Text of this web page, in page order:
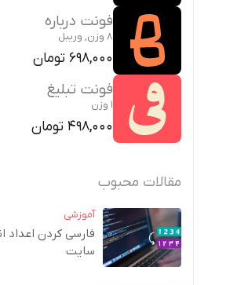
فونت درباره
8 وزن, وریبل
698,000 تومان
فونت تبلیغ
1 وزن
498,000 تومان
مقالات محبوب
آموزشی
فارسی کردن اعداد
سایت